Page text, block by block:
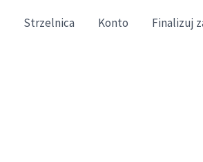
Strzelnica Konto Finalizuj